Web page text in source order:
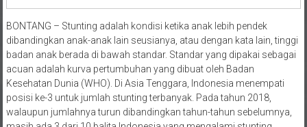
BONTANG – Stunting adalah kondisi ketika anak lebih pendek
dibandingkan anak-anak lain seusianya, atau dengan kata lain, tinggi
badan anak berada di bawah standar. Standar yang dipakai sebagai
acuan adalah kurva pertumbuhan yang dibuat oleh Badan
Kesehatan Dunia (WHO). Di Asia Tenggara, Indonesia menempati
posisi ke-3 untuk jumlah stunting terbanyak. Pada tahun 2018,
walaupun jumlahnya turun dibandingkan tahun-tahun sebelumnya,